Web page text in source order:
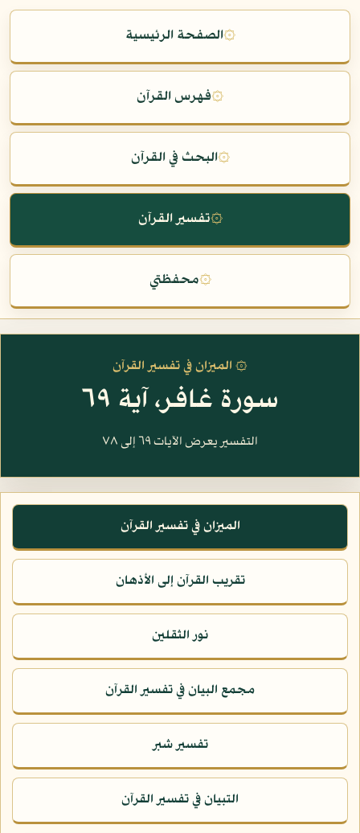
۞الصفحة الرئيسية
۞فهرس القرآن
۞البحث في القرآن
۞تفسير القرآن
۞محفظتي
۞ الميزان في تفسير القرآن
سورة غافر، آية ٦٩
التفسير يعرض الآيات ٦٩ إلى ٧٨
الميزان في تفسير القرآن
تقريب القرآن إلى الأذهان
نور الثقلين
مجمع البيان في تفسير القرآن
تفسير شبر
التبيان في تفسير القرآن